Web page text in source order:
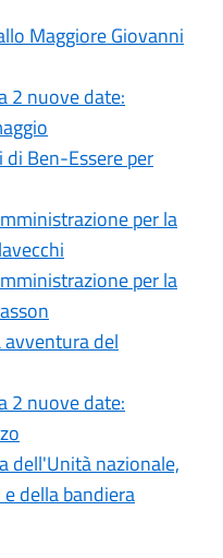
Maggiore Giovanni
2 nuove date:
Ben-Essere per
per la
per la
del
2 nuove date:
dell'Unità nazionale,
della bandiera